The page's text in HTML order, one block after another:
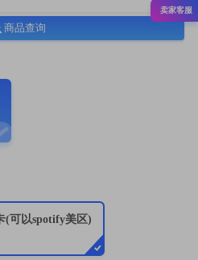
卖家客服
商品查询
(可以spotify美区)